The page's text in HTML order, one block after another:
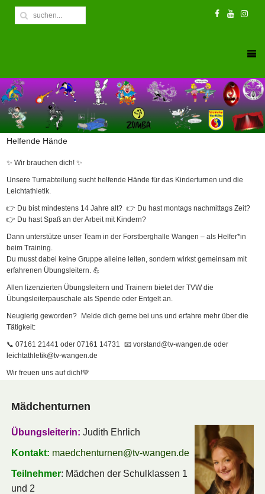
Helfende Hände
✨ Wir brauchen dich! ✨
Unsere Turnabteilung sucht helfende Hände für das Kinderturnen und die
Leichtathletik.
👉 Du bist mindestens 14 Jahre alt? 👉 Du hast montags nachmittags Zeit?
👉 Du hast Spaß an der Arbeit mit Kindern?
Dann unterstütze unser Team in der Forstberghalle Wangen – als Helfer*in
beim Training.
Du musst dabei keine Gruppe alleine leiten, sondern wirkst gemeinsam mit
erfahrenen Übungsleitern. 💪
Allen lizenzierten Übungsleitern und Trainern bietet der TVW die
Übungsleiterpauschale als Spende oder Entgelt an.
Neugierig geworden? Melde dich gerne bei uns und erfahre mehr über die
Tätigkeit:
📞 07161 21441 oder 07161 14731 📧 vorstand@tv-wangen.de oder
leichtathletik@tv-wangen.de
Wir freuen uns auf dich!💚
Mädchenturnen
Übungsleiterin: Judith Ehrlich
Kontakt: maedchenturnen@tv-wangen.de
Teilnehmer: Mädchen der Schulklassen 1
und 2